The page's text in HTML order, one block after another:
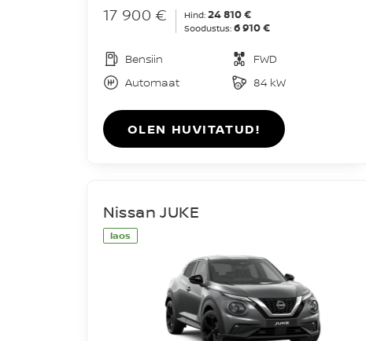
17 900 € Hind: 24 810 €
Soodustus: 6 910 €
Bensiin
FWD
Automaat
84 kW
OLEN HUVITATUD!
laos
Nissan JUKE